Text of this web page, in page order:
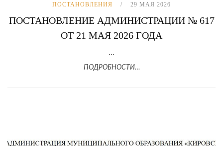
ПОСТАНОВЛЕНИЯ 29 МАЯ 2026
ПОСТАНОВЛЕНИЕ АДМИНИСТРАЦИИ № 617
ОТ 21 МАЯ 2026 ГОДА
...
ПОДРОБНОСТИ…